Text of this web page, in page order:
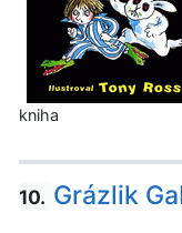
kniha
10. Grázlik